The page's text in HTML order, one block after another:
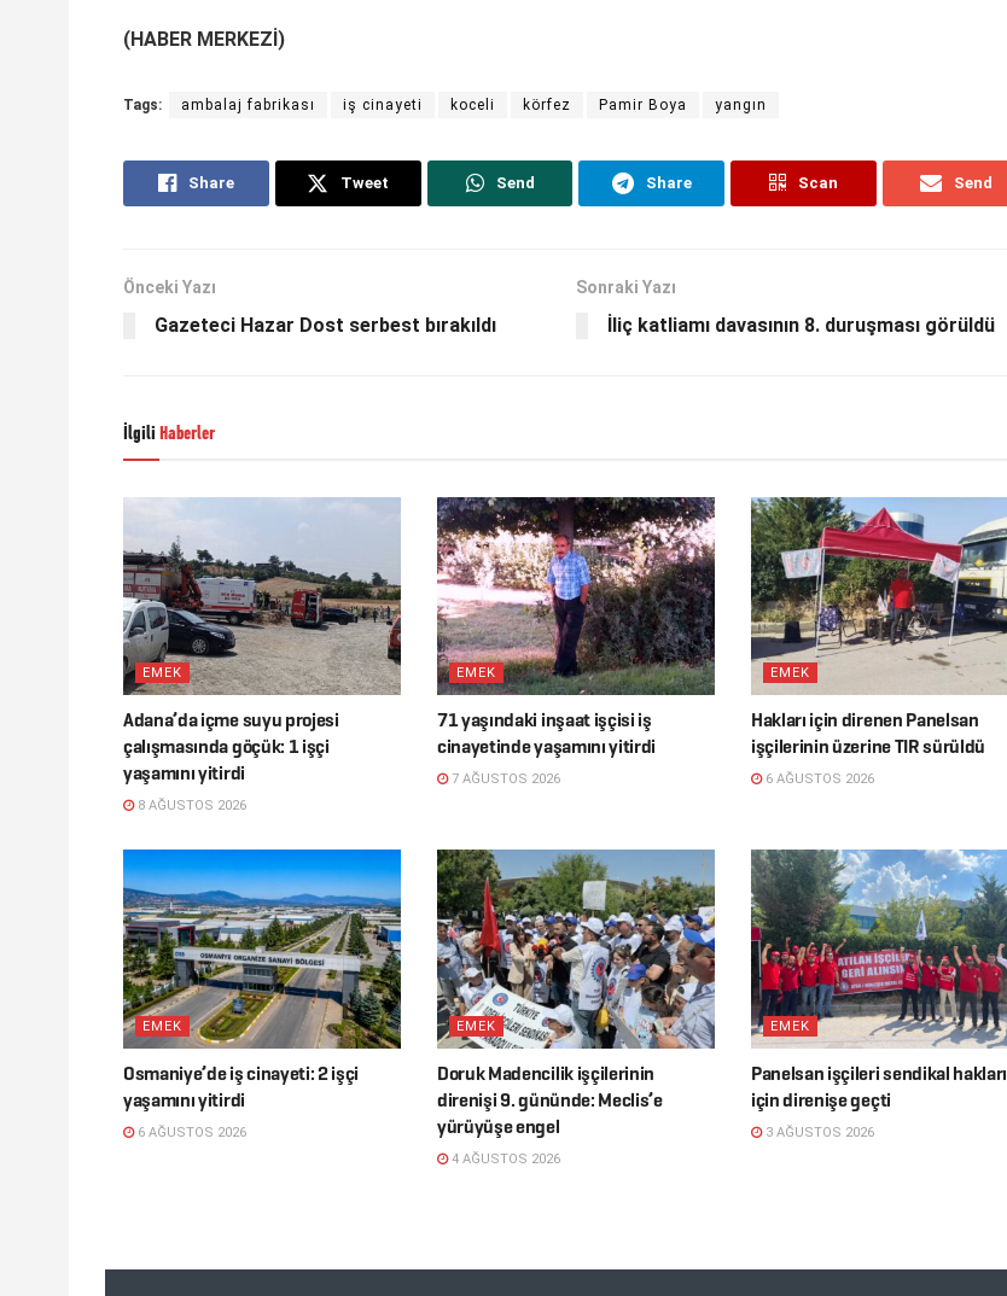
(HABER MERKEZİ)
Tags: ambalaj fabrikası iş cinayeti koceli körfez Pamir Boya yangın
Share Tweet Send Share Scan Send
Önceki Yazı
Gazeteci Hazar Dost serbest bırakıldı
Sonraki Yazı
İliç katliamı davasının 8. duruşması görüldü
İlgili Haberler
EMEK
Adana’da içme suyu projesi
çalışmasında göçük: 1 işçi
yaşamını yitirdi
8 AĞUSTOS 2026
EMEK
71 yaşındaki inşaat işçisi iş
cinayetinde yaşamını yitirdi
7 AĞUSTOS 2026
EMEK
Hakları için direnen Panelsan
işçilerinin üzerine TIR sürüldü
6 AĞUSTOS 2026
EMEK
Osmaniye’de iş cinayeti: 2 işçi
yaşamını yitirdi
6 AĞUSTOS 2026
EMEK
Doruk Madencilik işçilerinin
direnişi 9. gününde: Meclis’e
yürüyüşe engel
4 AĞUSTOS 2026
EMEK
Panelsan işçileri sendikal hakları
için direnişe geçti
3 AĞUSTOS 2026